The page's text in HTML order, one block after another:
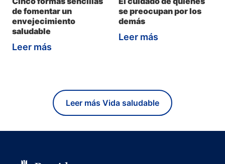
de fomentar un
envejecimiento
saludable
Leer más
se preocupan por los
demás
Leer más
Leer más Vida saludable